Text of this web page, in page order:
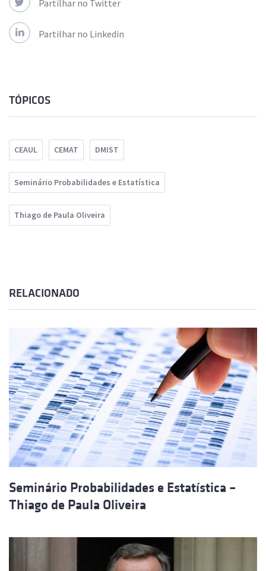
Partilhar no Twitter
Partilhar no Linkedin
TÓPICOS
CEAUL CEMAT DMIST
Seminário Probabilidades e Estatística
Thiago de Paula Oliveira
RELACIONADO
Seminário Probabilidades e Estatística –
Thiago de Paula Oliveira